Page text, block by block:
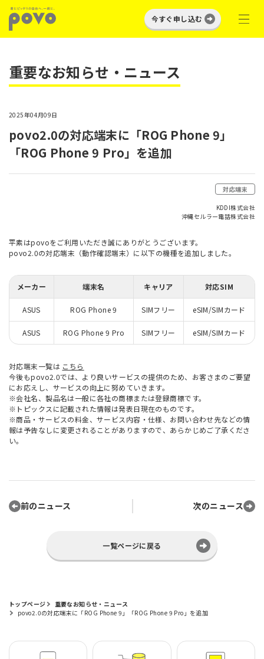
今すぐ申し込む
重要なお知らせ・ニュース
2025年04月09日
povo2.0の対応端末に「ROG Phone 9」
「ROG Phone 9 Pro」を追加
対応端末
KDDI株式会社
沖縄セルラー電話株式会社
平素はpovoをご利用いただき誠にありがとうございます。
povo2.0の対応端末（動作確認端末）に以下の機種を追加しました。
メーカー 端末名 キャリア 対応SIM
ASUS ROG Phone 9 SIMフリー eSIM/SIMカード
ASUS ROG Phone 9 Pro SIMフリー eSIM/SIMカード
対応端末一覧は こちら
今後もpovo2.0では、より良いサービスの提供のため、お客さまのご要望
にお応えし、サービスの向上に努めていきます。
※会社名、製品名は一般に各社の商標または登録商標です。
※トピックスに記載された情報は発表日現在のものです。
※商品・サービスの料金、サービス内容・仕様、お問い合わせ先などの情
報は予告なしに変更されることがありますので、あらかじめご了承くださ
い。
前のニュース 次のニュース
一覧ページに戻る
トップページ
重要なお知らせ・ニュース
povo2.0の対応端末に「ROG Phone 9」「ROG Phone 9 Pro」を追加